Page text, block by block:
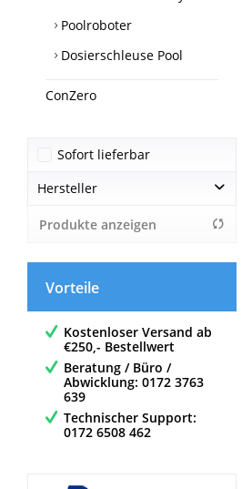
Poolroboter
Dosierschleuse Pool
ConZero
Sofort lieferbar
Hersteller
BWT
Produkte anzeigen
Vorteile
Kostenloser Versand ab
€250,- Bestellwert
Beratung / Büro /
Abwicklung: 0172 3763
639
Technischer Support:
0172 6508 462